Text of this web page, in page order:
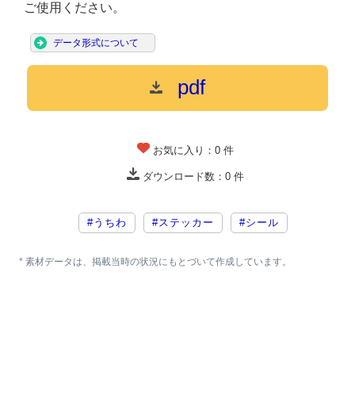
ご使用ください。
データ形式について
pdf
お気に入り：0 件
ダウンロード数：0 件
#うちわ #ステッカー #シール
* 素材データは、掲載当時の状況にもとづいて作成しています。